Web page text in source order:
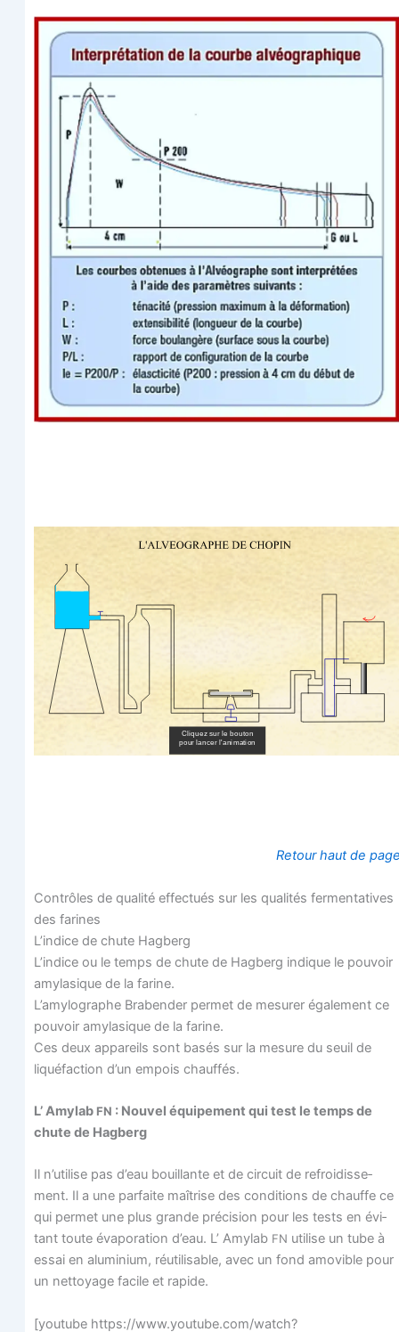
Retour haut de
Contrôles de qua­li­té effec­tués sur les qua­li­tés fer­men­ta­tives
des farines
L’indice de chute Hagberg
L’indice ou le temps de chute de Hag­berg indique le pou­voir
amy­la­sique de la farine.
L’amylographe Bra­ben­der per­met de mesu­rer éga­le­ment ce
pou­voir amy­la­sique de la farine.
Ces deux appa­reils sont basés sur la mesure du seuil de
liqué­fac­tion d’un empois chauffés.
L’ Amy­lab FN : Nou­vel équi­pe­ment qui test le temps de
chute de Hagberg
Il n’u­ti­lise pas d’eau bouillante et de cir­cuit de refroi­dis­se­
ment. Il a une par­faite maî­trise des condi­tions de chauffe ce
qui per­met une plus grande pré­ci­sion pour les tests en évi­
tant toute éva­po­ra­tion d’eau. L’ Amy­lab FN uti­lise un tube à
essai en alu­mi­nium, réuti­li­sable, avec un fond amo­vible pour
un net­toyage facile et rapide.
[you­tube https://www.youtube.com/watch?